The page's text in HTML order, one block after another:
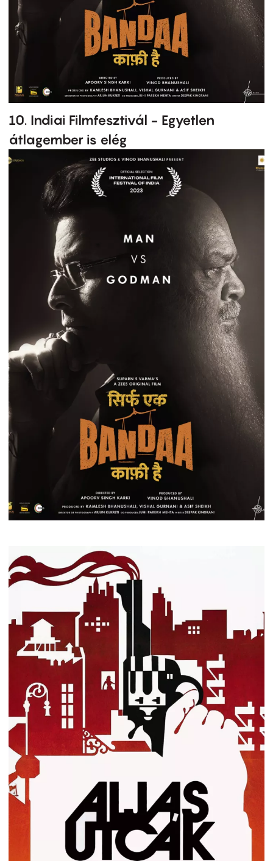
10. Indiai Filmfesztivál - Egyetlen
átlagember is elég